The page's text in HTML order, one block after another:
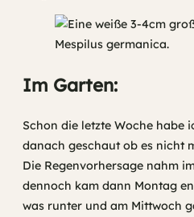
Im Garten:
Schon die letzte Woche habe
danach geschaut ob es nicht
Die Regenvorhersage nahm
dennoch kam dann Montag
was runter und am Mittwoch